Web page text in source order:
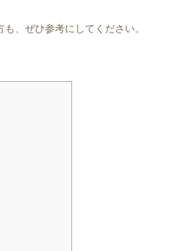
、ぜひ参考にしてください。